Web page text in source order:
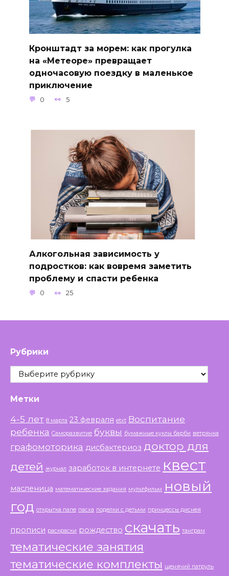
Кронштадт за морем: как прогулка
на «Метеоре» превращает
одночасовую поездку в маленькое
приключение
0 5
Алкогольная зависимость у
подростков: как вовремя заметить
проблему и спасти ребенка
0 25
Рубрики
Рубрики
Метки
4-5 лет 8 марта 23 февраля etxt Воспитание
ребенка Саморазвитие буквы бумажные куклы барби ветрянка
графомоторика дисбактериоз доктор для
детей журнал заработок в интернете квест
масленица математические задания мультфильм
новый
год открытка папе пасха поделки с детьми принцессы диснея
прописи раскраски рождество скачать танграм
тематические занятия
тематические комплекты щенячий патруль